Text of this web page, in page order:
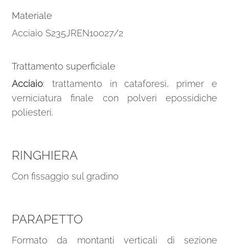
Materiale
Acciaio S235JREN10027/2
Trattamento superficiale
Acciaio: trattamento in cataforesi, primer e
verniciatura finale con polveri epossidiche
poliesteri.
RINGHIERA
Con fissaggio sul gradino
PARAPETTO
Formato da montanti verticali di sezione